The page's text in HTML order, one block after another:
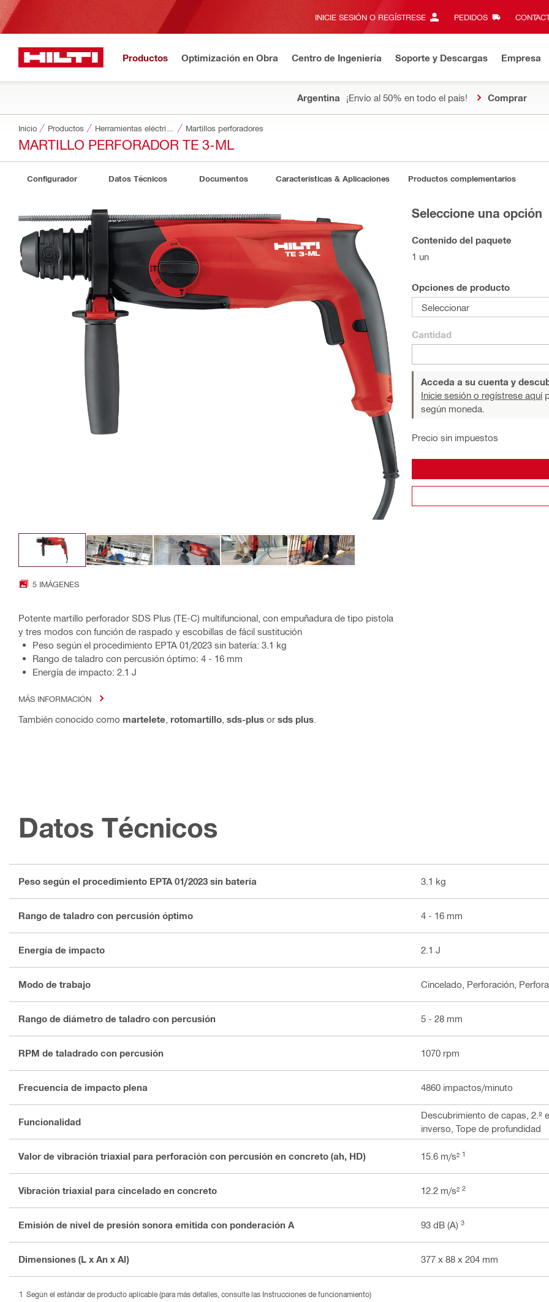
INICIE SESIÓN O REGÍSTRESE PEDIDOS
Productos Optimización en Obra Centro de Ingeniería Soporte y Descargas Empresa
Argentina ¡Envío al 50% en todo el país! Comprar
Inicio Productos Martillos perforadores
MARTILLO PERFORADOR TE 3-ML
Configurador Datos Técnicos Documentos Características & Aplicaciones Productos complementarios
5 IMÁGENES
Potente martillo perforador SDS Plus (TE-C) multifuncional, con empuñadura de tipo pistola
y tres modos con función de raspado y escobillas de fácil sustitución
Peso según el procedimiento EPTA 01/2023 sin batería: 3.1 kg
Rango de taladro con percusión óptimo: 4 - 16 mm
Energía de impacto: 2.1 J
MÁS INFORMACIÓN
También conocido como martelete rotomartillo sds-plus or sds plus
Seleccione una opción
Contenido del paquete
1 un
Opciones de producto
Seleccionar
Cantidad
Acceda a su cuenta y
Inicie sesión o regístrese aquí
según moneda.
Precio sin impuestos
Datos Técnicos
Peso según el procedimiento EPTA 01/2023 sin batería 3.1 kg
Rango de taladro con percusión óptimo 4 - 16 mm
Energía de impacto 2.1 J
Modo de trabajo Cincelado, Perforación,
Rango de diámetro de taladro con percusión 5 - 28 mm
RPM de taladrado con percusión 1070 rpm
Frecuencia de impacto plena 4860 impactos/minuto
Funcionalidad
Descubrimiento de capas, 2.º
inverso, Tope de profundidad
Valor de vibración triaxial para perforación con percusión en concreto (ah, HD) 15.6 m/s² 1
Vibración triaxial para cincelado en concreto 12.2 m/s² 2
Emisión de nivel de presión sonora emitida con ponderación A 93 dB (A) 3
Dimensiones (L x An x Al) 377 x 88 x 204 mm
Según el estándar de producto aplicable (para más detalles, consulte las Instrucciones de funcionamiento)